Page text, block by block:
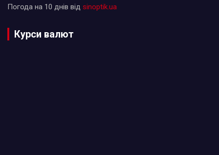
Погода на 10 днів від sinoptik.ua
Курси валют